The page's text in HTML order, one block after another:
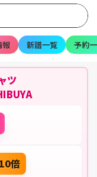
報 新譜一覧 予約
ツ
倍